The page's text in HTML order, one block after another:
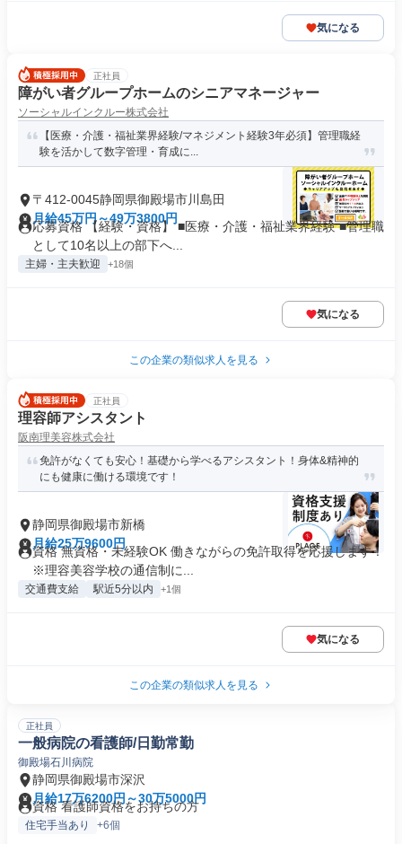
気になる
正社員
障がい者グループホームのシニアマネージャー
ソーシャルインクルー株式会社
【医療・介護・福祉業界経験/マネジメント経験3年必須】管理職経
験を活かして数字管理・育成に...
〒412-0045静岡県御殿場市川島田
月給45万円～49万3800円
応募資格 【経験・資格】 ■医療・介護・福祉業界経験 ■管理職
として10名以上の部下へ...
主婦・主夫歓迎 +18個
気になる
この企業の類似求人を見る
正社員
理容師アシスタント
阪南理美容株式会社
免許がなくても安心！基礎から学べるアシスタント！身体&精神的
にも健康に働ける環境です！
静岡県御殿場市新橋
月給25万9600円
資格 無資格・未経験OK 働きながらの免許取得を応援します！
※理容美容学校の通信制に...
交通費支給 駅近5分以内 +1個
気になる
この企業の類似求人を見る
正社員
一般病院の看護師/日勤常勤
御殿場石川病院
静岡県御殿場市深沢
月給17万6200円～30万5000円
資格 看護師資格をお持ちの方
住宅手当あり +6個